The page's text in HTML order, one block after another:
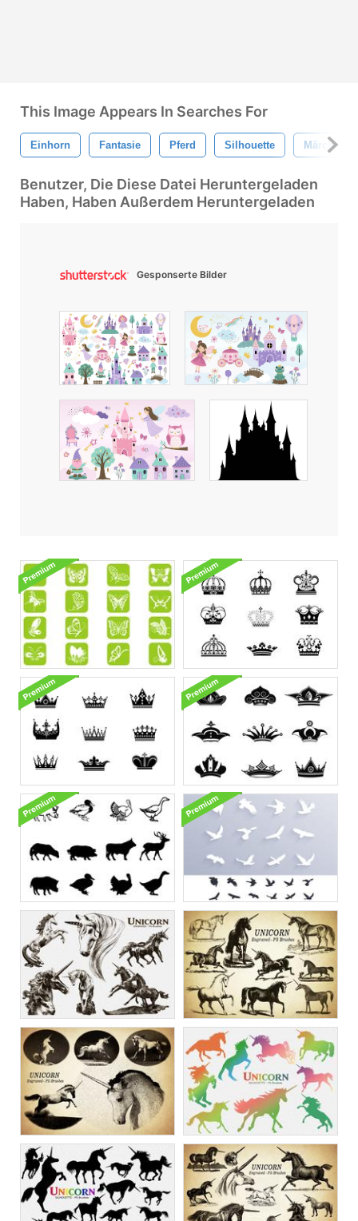
This Image Appears In Searches For
Einhorn Fantasie Pferd Silhouette Märchen
Benutzer, Die Diese Datei Heruntergeladen
Haben, Haben Außerdem Heruntergeladen
Gesponserte Bilder